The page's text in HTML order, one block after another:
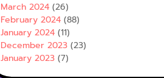
March 2024 (26)
February 2024 (88)
January 2024 (11)
December 2023 (23)
January 2023 (7)